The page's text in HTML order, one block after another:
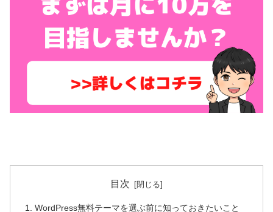
目次
WordPress無料テーマを選ぶ前に知っておきたいこと